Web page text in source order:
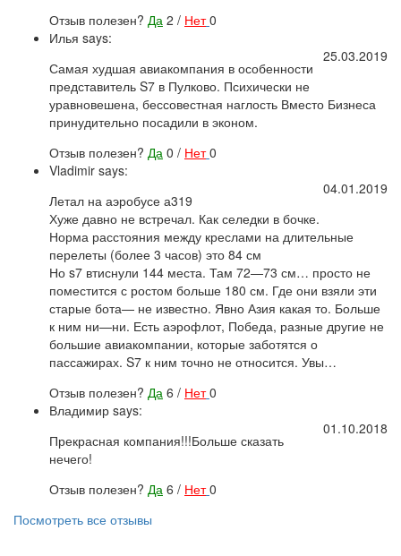
Отзыв полезен? Да 2 / Нет 0
Илья says:
25.03.2019
Самая худшая авиакомпания в особенности
представитель S7 в Пулково. Психически не
уравновешена, бессовестная наглость Вместо Бизнеса
принудительно посадили в эконом.
Отзыв полезен? Да 0 / Нет 0
Vladimir says:
04.01.2019
Летал на аэробусе а319
Хуже давно не встречал. Как селедки в бочке.
Норма расстояния между креслами на длительные
перелеты (более 3 часов) это 84 см
Но s7 втиснули 144 места. Там 72—73 см… просто не
поместится с ростом больше 180 см. Где они взяли эти
старые бота— не известно. Явно Азия какая то. Больше
к ним ни—ни. Есть аэрофлот, Победа, разные другие не
большие авиакомпании, которые заботятся о
пассажирах. S7 к ним точно не относится. Увы…
Отзыв полезен? Да 6 / Нет 0
Владимир says:
01.10.2018
Прекрасная компания!!!Больше сказать
нечего!
Отзыв полезен? Да 6 / Нет 0
Посмотреть все отзывы